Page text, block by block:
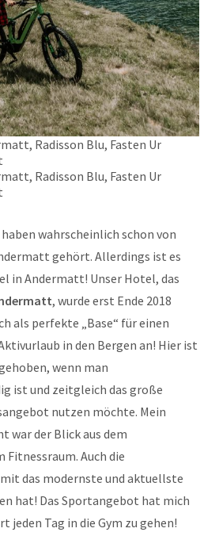
wahrscheinlich schon von
gehört. Allerdings ist es
in Andermatt! Unser Hotel, das
, wurde erst Ende 2018
als perfekte „Base“ für einen
in den Bergen an! Hier ist
wenn man
ist und zeitgleich das große
nutzen möchte. Mein
war der Blick aus dem
Fitnessraum. Auch die
das modernste und aktuellste
hat! Das Sportangebot hat mich
jeden Tag in die Gym zu gehen!